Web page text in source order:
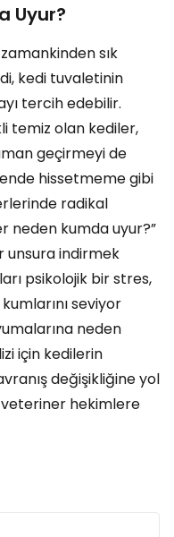
Uyur?
sık
kedi tuvaletinin
tercih edebilir.
temiz olan kediler,
geçirmeyi de
hissetmeme gibi
radikal
neden kumda uyur?”
unsura indirmek
psikolojik bir stres,
seviyor
neden
için kedilerin
değişikliğine yol
hekimlere